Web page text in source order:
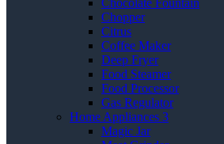
Chocolate Fountain
Chopper
Citrus
Coffee Maker
Deep Fryer
Food Steamer
Food Processor
Gas Regulator
Home Appliances 3
Magic Jar